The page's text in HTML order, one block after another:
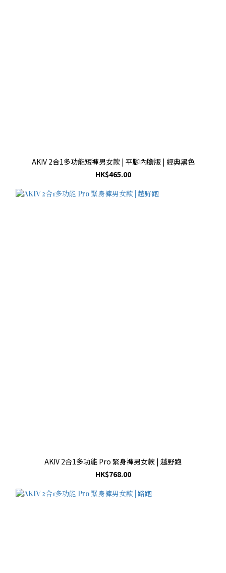
AKIV 2合1多功能短褲男女款 | 平腳內膽版 | 經典黑色
HK$465.00
AKIV 2合1多功能 Pro 緊身褲男女款 | 越野跑
HK$768.00